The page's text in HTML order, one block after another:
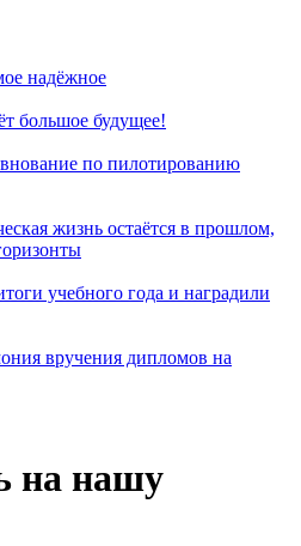
надёжное
большое будущее!
по пилотированию
жизнь остаётся в прошлом,
учебного года и наградили
вручения дипломов на
на нашу